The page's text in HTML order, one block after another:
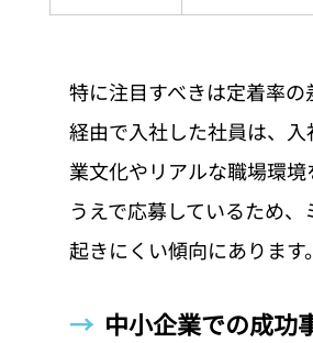
特に注目すべきは定着率の
経由で入社した社員は、
業文化やリアルな職場環
うえで応募しているため、
起きにくい傾向にあります。
→ 中小企業での成功